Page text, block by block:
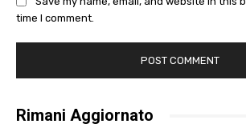
time I comment.
Rimani Aggiornato